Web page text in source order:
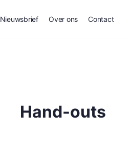
Nieuwsbrief Over ons Contact
Hand-outs